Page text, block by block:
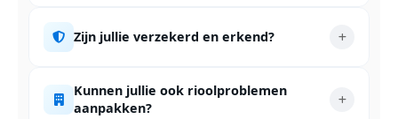
Zijn jullie verzekerd en erkend?
Kunnen jullie ook rioolproblemen
aanpakken?